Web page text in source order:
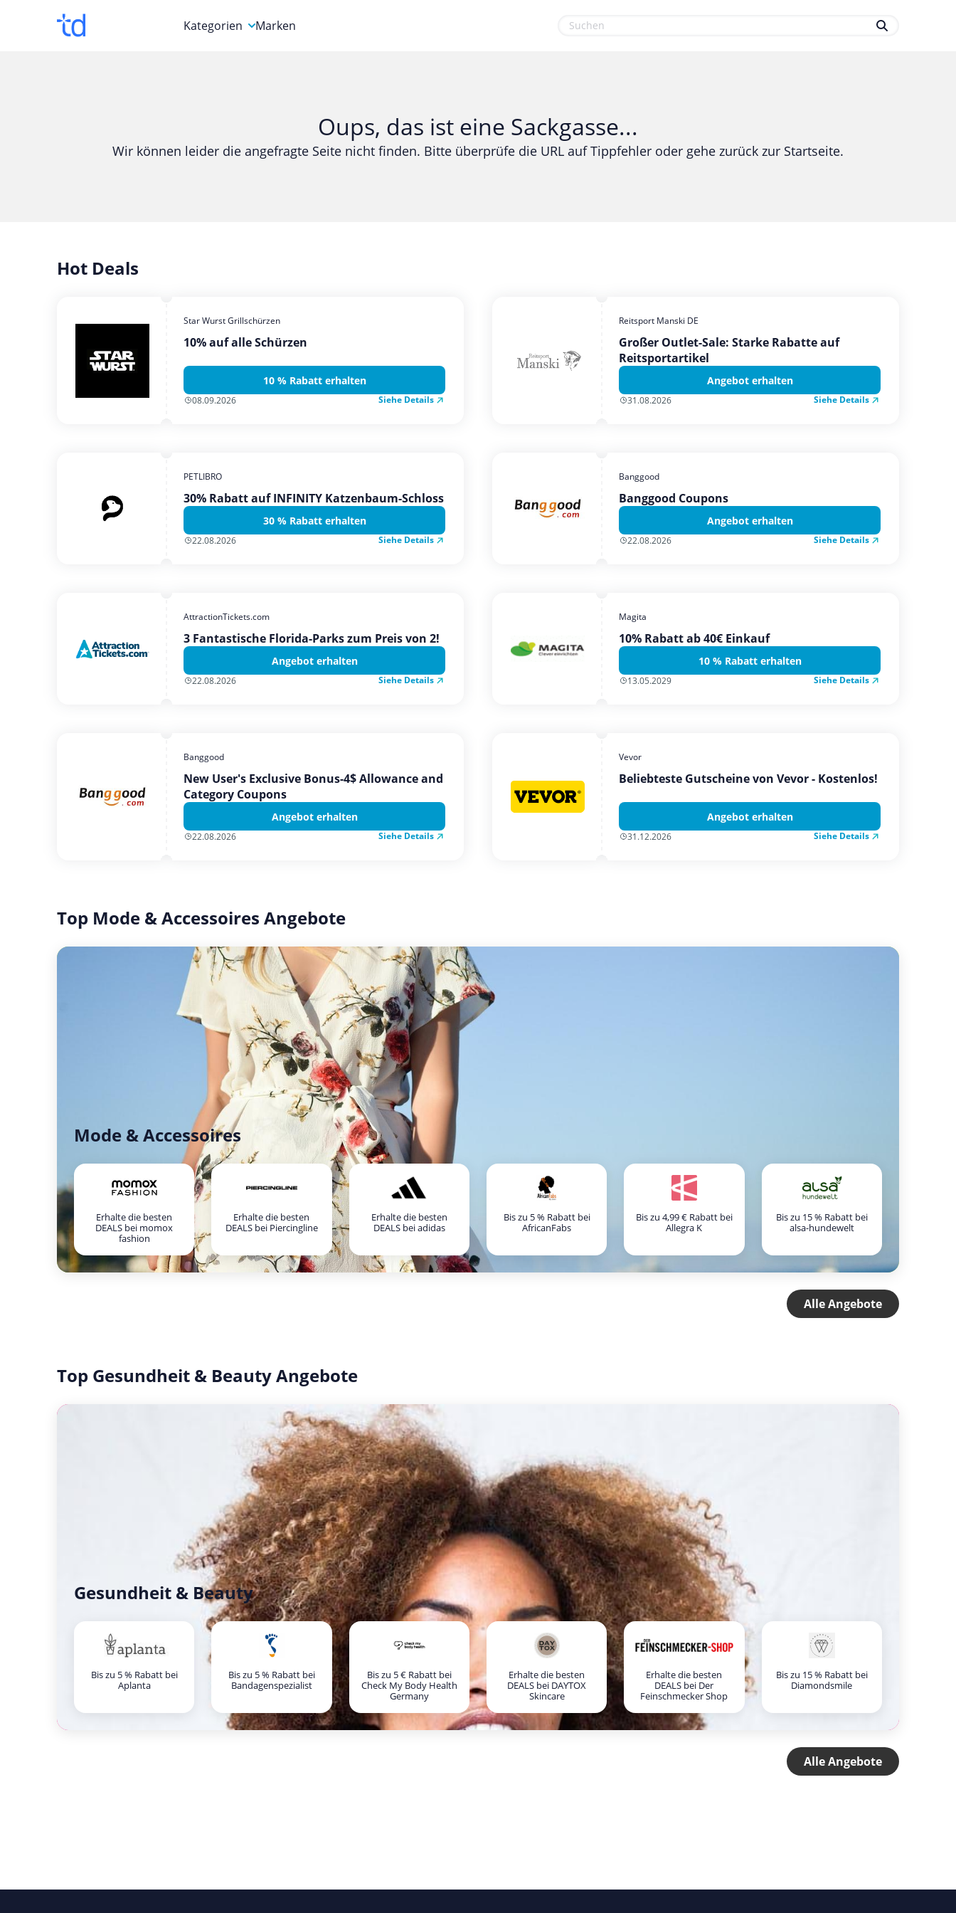
Kategorien
Computer & Elektronik
Gesundheit & Beauty
Mobilfunk & Internet
Marken
Oups, das ist eine Sackgasse...
Wir können leider die angefragte Seite nicht finden. Bitte überprüfe die URL auf Tippfehler oder gehe zurück zur Startseite.
Hot Deals
Star Wurst Grillschürzen
10% auf alle Schürzen
10 % Rabatt erhalten
08.09.2026 Siehe Details
Reitsport Manski DE
Großer Outlet-Sale: Starke Rabatte auf
Reitsportartikel
Angebot erhalten
31.08.2026 Siehe Details
PETLIBRO
30% Rabatt auf INFINITY Katzenbaum-Schloss
30 % Rabatt erhalten
22.08.2026 Siehe Details
Banggood
Banggood Coupons
Angebot erhalten
22.08.2026 Siehe Details
AttractionTickets.com
3 Fantastische Florida-Parks zum Preis von 2!
Angebot erhalten
22.08.2026 Siehe Details
Magita
10% Rabatt ab 40€ Einkauf
10 % Rabatt erhalten
13.05.2029 Siehe Details
Banggood
New User's Exclusive Bonus-4$ Allowance and
Category Coupons
Angebot erhalten
22.08.2026 Siehe Details
Vevor
Beliebteste Gutscheine von Vevor - Kostenlos!
Angebot erhalten
31.12.2026 Siehe Details
Top Mode & Accessoires Angebote
Mode & Accessoires
Erhalte die besten
DEALS bei momox
fashion
Erhalte die besten
DEALS bei Piercingline
Erhalte die besten
DEALS bei adidas
Bis zu 5 % Rabatt bei
AfricanFabs
Bis zu 4,99 € Rabatt bei
Allegra K
Bis zu 15 % Rabatt bei
alsa-hundewelt
Alle Angebote
Top Gesundheit & Beauty Angebote
Gesundheit & Beauty
Bis zu 5 % Rabatt bei
Aplanta
Bis zu 5 % Rabatt bei
Bandagenspezialist
Bis zu 5 € Rabatt bei
Check My Body Health
Germany
Erhalte die besten
DEALS bei DAYTOX
Skincare
Erhalte die besten
DEALS bei Der
Feinschmecker Shop
Bis zu 15 % Rabatt bei
Diamondsmile
Alle Angebote